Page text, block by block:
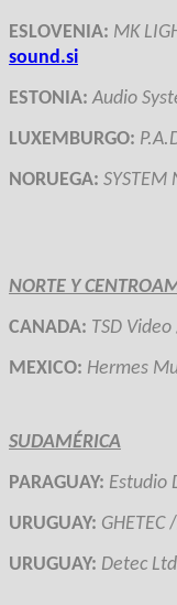
ESLOVENIA: MK
sound.si
ESTONIA:Audio
LUXEMBURGO:
NORUEGA: SYSTEM
NORTE Y
CANADA: TSD Video
MEXICO: Hermes
SUDAMÉRICA
PARAGUAY: Estudio
URUGUAY: GHETEC
URUGUAY: Detec